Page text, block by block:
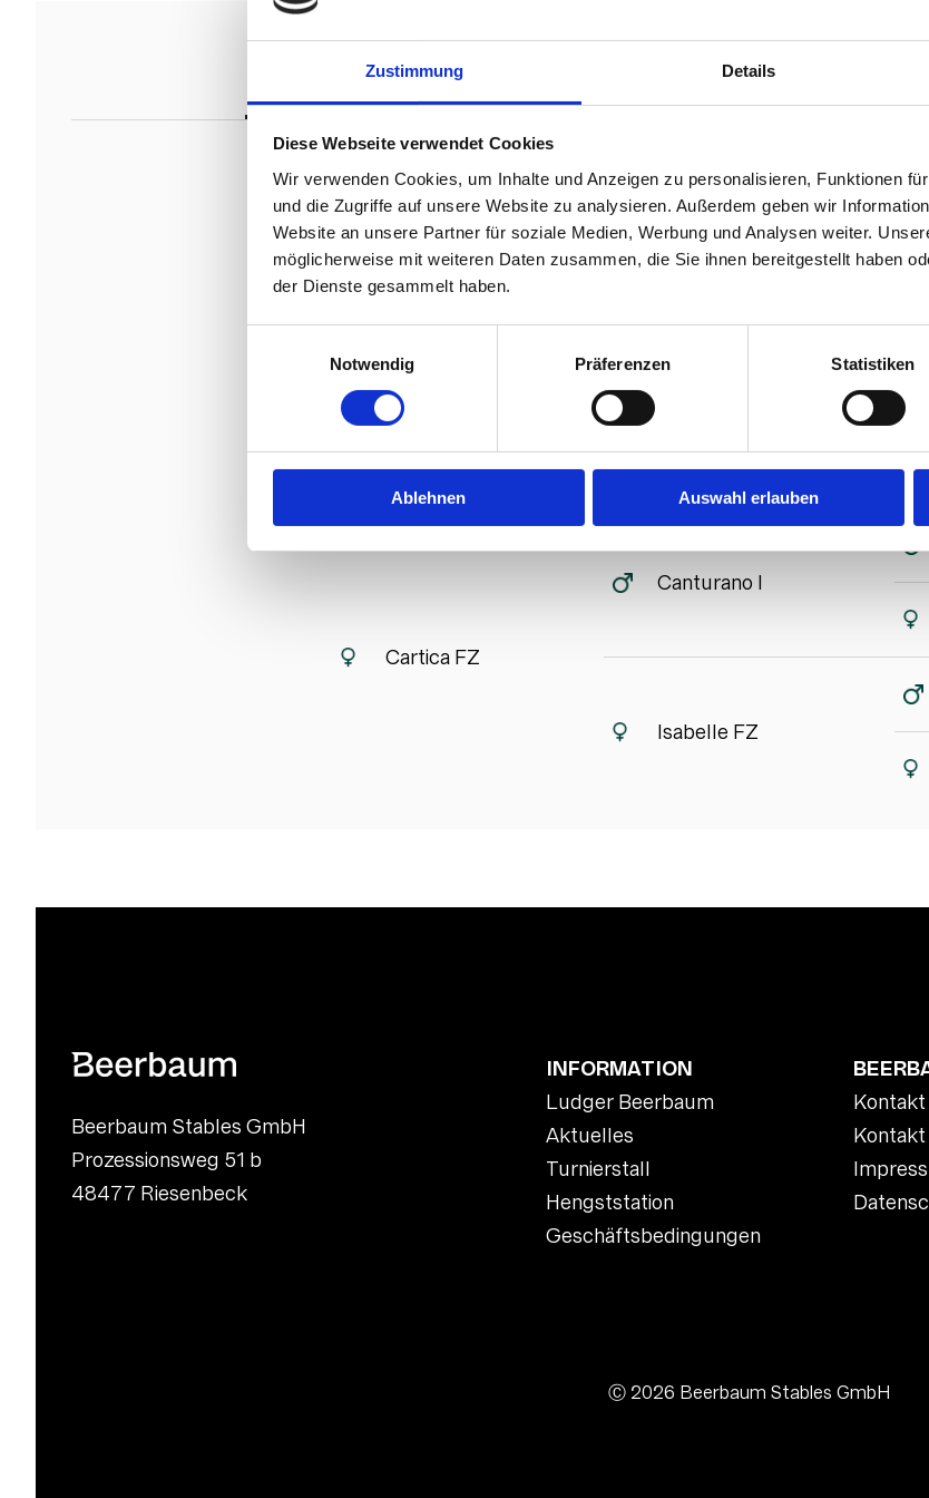
Zustimmung Details
Diese Webseite verwendet Cookies
Wir verwenden Cookies, um Inhalte und Anzeigen zu personalisieren, Funktionen
und die Zugriffe auf unsere Website zu analysieren. Außerdem geben wir
Website an unsere Partner für soziale Medien, Werbung und Analysen weiter.
möglicherweise mit weiteren Daten zusammen, die Sie ihnen bereitgestellt haben
der Dienste gesammelt haben.
Notwendig
Präferenzen Statistiken
Ablehnen Auswahl erlauben
STAMMBAUM | BILDER
Cornet Obolensky
Cartica FZ
Rabanna van Costerveld
Canturano I
Isabelle FZ
Beerbaum Stables GmbH
Prozessionsweg 51 b
48477 Riesenbeck
INFORMATION
Ludger Beerbaum
Aktuelles
Turnierstall
Hengststation
Geschäftsbedingungen
Kontakt
Ⓒ 2026 Beerbaum Stables GmbH